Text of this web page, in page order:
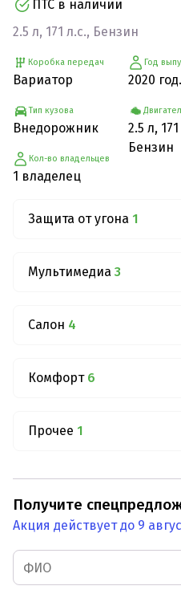
ПТС в наличии
2.5 л, 171 л.с., Бензин
Коробка передач
Вариатор
Тип кузова
Внедорожник
Кол-во владельцев
1 владелец
Год
2020 год.
2.5 л,
Бензин
Защита от угона 1
Мультимедиа 3
Салон 4
Комфорт 6
Прочее 1
Получите
Акция действует до 9